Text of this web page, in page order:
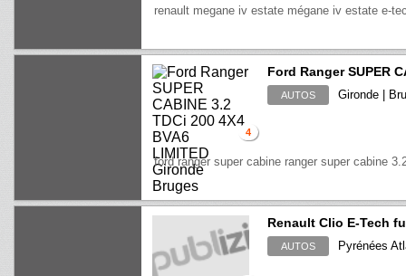
renault megane iv estate mégane iv estate e-
4
Ford Ranger SUPER
AUTOS Gironde |
ford ranger super cabine ranger super cabine
Renault Clio E-Tech
AUTOS Pyrénées